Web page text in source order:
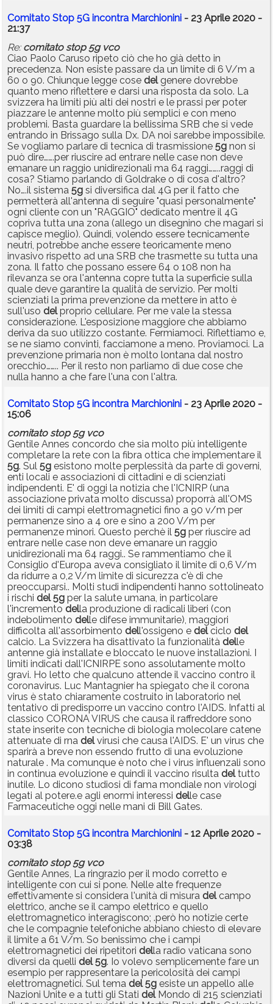
Comitato Stop 5G incontra Marchionini - 23 Aprile 2020 -
21:37
Re: comitato stop 5g vco
Ciao Paolo Caruso ripeto ciò che ho già detto in
precedenza. Non esiste passare da un limite di 6 V/m a
60 o 90. Chiunque legge cose delgenere dovrebbe
quanto meno riflettere e darsi una risposta da solo. La
svizzera ha limiti più alti dei nostri e le prassi per poter
piazzare le antenne molto più semplici e con meno
problemi. Basta guardare la bellissima SRB che si vede
entrando in Brissago sulla Dx. DA noi sarebbe impossibile.
Se vogliamo parlare di tecnica di trasmissione 5g non si
può dire…….per riuscire ad entrare nelle case non deve
emanare un raggio unidirezionali ma 64 raggi……..raggi di
cosa? Stiamo parlando di Goldrake o di cosa d'altro?
No….il sistema 5g si diversifica dal 4G per il fatto che
permetterà all'antenna di seguire "quasi personalmente"
ogni cliente con un "RAGGIO" dedicato mentre il 4G
copriva tutta una zona (allego un disegnino che magari si
capisce meglio). Quindi, volendo essere tecnicamente
neutri, potrebbe anche essere teoricamente meno
invasivo rispetto ad una SRB che trasmette su tutta una
zona. Il fatto che possano essere 64 o 108 non ha
rilevanza se ora l'antenna copre tutta la superficie sulla
quale deve garantire la qualità de servizio. Per molti
scienziati la prima prevenzione da mettere in atto è
sull'uso delproprio cellulare. Per me vale la stessa
considerazione. L'esposizione maggiore che abbiamo
deriva da suo utilizzo costante. Fermiamoci. Riflettiamo e,
se ne siamo convinti, facciamone a meno. Proviamoci. La
prevenzione primaria non è molto lontana dal nostro
orecchio…….. Per il resto non parliamo di due cose che
nulla hanno a che fare l'una con l'altra.
Comitato Stop 5G incontra Marchionini - 23 Aprile 2020 -
15:06
comitato stop 5g vco
Gentile Annes concordo che sia molto più intelligente
completare la rete con la fibra ottica che implementare il
5g. Sul 5g esistono molte perplessità da parte di governi,
enti locali e associazioni di cittadini e di scienziati
indipendenti. E' di oggi la notizia che l'ICNIRP (una
associazione privata molto discussa) proporrà all'OMS
dei limiti di campi elettromagnetici fino a 90 v/m per
permanenze sino a 4 ore e sino a 200 V/m per
permanenze minori. Questo perchè il 5g per riuscire ad
entrare nelle case non deve emanare un raggio
unidirezionali ma 64 raggi.. Se rammentiamo che il
Consiglio d'Europa aveva consigliato il limite di 0,6 V/m
da ridurre a 0,2 V/m limite di sicurezza c'è di che
preoccuparsi.. Molti studi indipendenti hanno sottolineato
i rischi del 5g per la salute umana, in particolare
l'incremento della produzione di radicali liberi (con
indebolimento delle difese immunitarie), maggiori
difficolta all'assorbimento dell'ossigeno e delciclo del
calcio. La Svizzera ha disattivato la funzionalità delle
antenne già installate e bloccato le nuove installazioni. I
limiti indicati dall'ICNIRPE sono assolutamente molto
gravi. Ho letto che qualcuno attende il vaccino contro il
coronavirus. Luc Mantagnier ha spiegato che il corona
virus è stato chiaramente costruito in laboratorio nel
tentativo di predisporre un vaccino contro l'AIDS. Infatti al
classico CORONA VIRUS che causa il raffreddore sono
state inserite con tecniche di biologia molecolare catene
attenuate di rna delvirusi che causa l'AIDS. E' un virus che
sparirà a breve non essendo frutto di una evoluzione
naturale . Ma comunque è noto che i virus influenzali sono
in continua evoluzione e quindi il vaccino risulta deltutto
inutile. Lo dicono studiosi di fama mondiale non virologi
legati al potere.e agli enormi interessi delle case
Farmaceutiche oggi nelle mani di Bill Gates.
Comitato Stop 5G incontra Marchionini - 12 Aprile 2020 -
03:38
comitato stop 5g vco
Gentile Annes, La ringrazio per il modo corretto e
intelligente con cui si pone. Nelle alte frequenze
effettivamente si considera l'unità di misura delcampo
elettrico, anche se il campo elettrico e quello
elettromagnetico interagiscono; .però ho notizie certe
che le compagnie telefoniche abbiano chiesto di elevare
il limite a 61 V/m. So benissimo che i campi
elettromagnetici dei ripetitori della radio vaticana sono
diversi da quelli del 5g. Io volevo semplicemente fare un
esempio per rappresentare la pericolosità dei campi
elettromagnetici. Sul tema del 5g esiste un appello alle
Nazioni Unite e a tutti gli Stati delMondo di 215 scienziati